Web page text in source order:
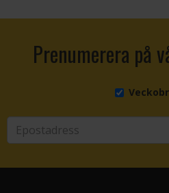
Prenumerera på